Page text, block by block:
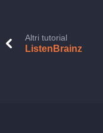
Altri tutorial
ListenBrainz